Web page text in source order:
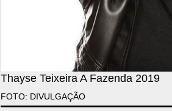
Thayse Teixeira A Fazenda 2019
FOTO: DIVULGAÇÃO